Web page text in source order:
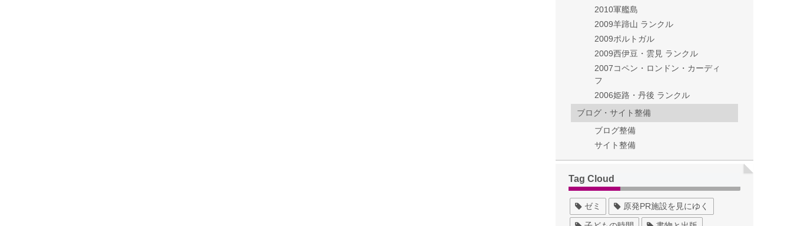
2010軍艦島
2009羊蹄山 ランクル
2009ポルトガル
2009西伊豆・雲見 ランクル
2007コペン・ロンドン・カーディ
フ
2006姫路・丹後 ランクル
ブログ・サイト整備
ブログ整備
サイト整備
Tag Cloud
ゼミ 原発PR施設を見にゆく